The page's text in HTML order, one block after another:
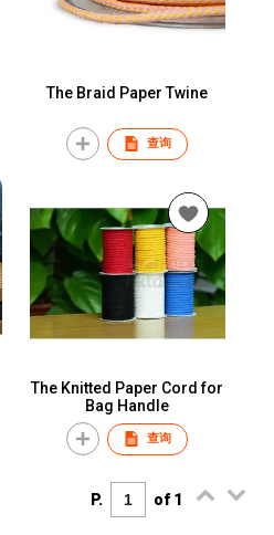
The Braid Paper Twine
查询
The Knitted Paper Cord for
Bag Handle
查询
P. of 1